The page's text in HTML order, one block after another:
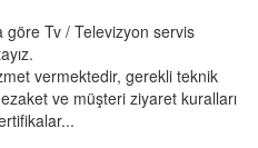
göre Tv / Televizyon servis
vermektedir, gerekli teknik
ve müşteri ziyaret kuralları